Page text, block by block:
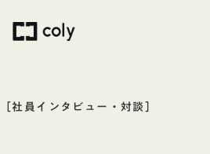
［社員インタビュー・対談］